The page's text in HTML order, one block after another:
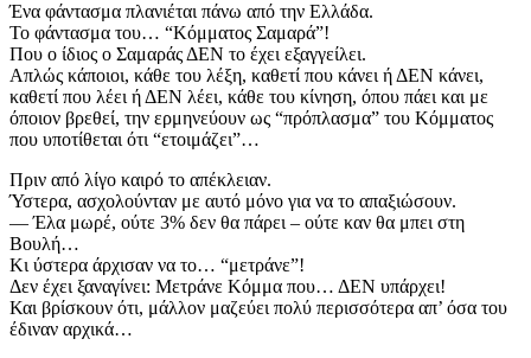
Ένα φάντασμα πλανιέται πάνω από την Ελλάδα.
Το φάντασμα του… “Κόμματος Σαμαρά”!
Που ο ίδιος ο Σαμαράς ΔΕΝ το έχει εξαγγείλει.
Απλώς κάποιοι, κάθε του λέξη, καθετί που κάνει ή ΔΕΝ κάνει,
καθετί που λέει ή ΔΕΝ λέει, κάθε του κίνηση, όπου πάει και με
όποιον βρεθεί, την ερμηνεύουν ως “πρόπλασμα” του Κόμματος
που υποτίθεται ότι “ετοιμάζει”…
Πριν από λίγο καιρό το απέκλειαν.
Ύστερα, ασχολούνταν με αυτό μόνο για να το απαξιώσουν.
— Έλα μωρέ, ούτε 3% δεν θα πάρει – ούτε καν θα μπει στη
Βουλή…
Κι ύστερα άρχισαν να το… “μετράνε”!
Δεν έχει ξαναγίνει: Μετράνε Κόμμα που… ΔΕΝ υπάρχει!
Και βρίσκουν ότι, μάλλον μαζεύει πολύ περισσότερα απ’ όσα του
έδιναν αρχικά…